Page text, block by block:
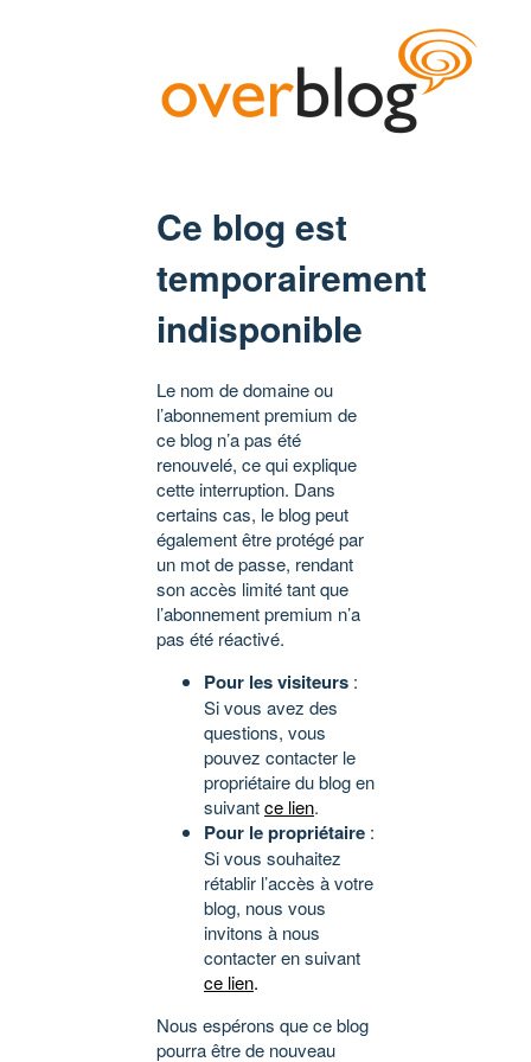
Ce blog est
temporairement
indisponible
Le nom de domaine ou
l’abonnement premium de
ce blog n’a pas été
renouvelé, ce qui explique
cette interruption. Dans
certains cas, le blog peut
également être protégé par
un mot de passe, rendant
son accès limité tant que
l’abonnement premium n’a
pas été réactivé.
Pour les visiteurs :
Si vous avez des
questions, vous
pouvez contacter le
propriétaire du blog en
suivantce lien.
Pour le propriétaire :
Si vous souhaitez
rétablir l’accès à votre
blog, nous vous
invitons à nous
contacter en suivant
ce lien.
Nous espérons que ce blog
pourra être de nouveau